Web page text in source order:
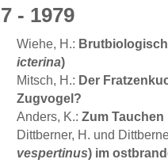
- 1979
Wiehe, H.:
icterina)
Mitsch, H.: Der
Zugvogel?
Anders, K.: Zum
Dittberner, H. und
vespertinus) im